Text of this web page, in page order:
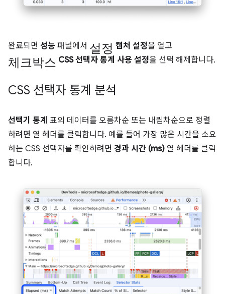
완료되면 성능 패널에서 설정 캡처 설정을 열고
체크박스 CSS 선택자 통계 사용 설정을 선택 해제합니다.
CSS 선택자 통계 분석
선택기 통계 표의 데이터를 오름차순 또는 내림차순으로 정렬
하려면 열 헤더를 클릭합니다. 예를 들어 가장 많은 시간을 소요
하는 CSS 선택자를 확인하려면 경과 시간 (ms) 열 헤더를 클릭
합니다.